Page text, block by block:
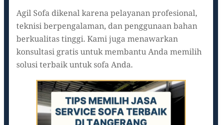
Agil Sofa dikenal karena pelayanan profesional,
teknisi berpengalaman, dan penggunaan bahan
berkualitas tinggi. Kami juga menawarkan
konsultasi gratis untuk membantu Anda memilih
solusi terbaik untuk sofa Anda.